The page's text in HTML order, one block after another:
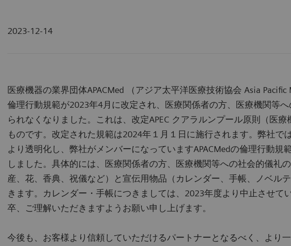
2023-12-14
医療機器の業界団体APACMed （アジア太平洋医療技術協会 Asia
倫理行動規範が2023年4月に改定され、医療関係者の方、医療機関等
られなくなりました。これは、改定APEC クアラルンプール原則（医
ものです。改定された規範は2024年１月１日に施行されます。弊社で
より透明化し、弊社がメンバーになっていますAPACMedの倫理行動規
しました。具体的には、医療関係者の方、医療機関等への社会的儀礼
産、花、香典、祝儀など）と宣伝用物品（カレンダー、手帳、ノベル
きます。カレンダー・手帳につきましては、2023年度より中止させて
卒、ご理解いただきますようお願い申し上げます。
今後も、お客様より信頼していただけるパートナーとなるべく、より